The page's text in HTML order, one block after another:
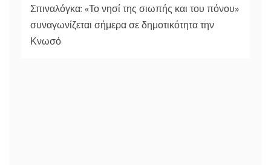
Σπιναλόγκα: «Το νησί της σιωπής και του πόνου»
συναγωνίζεται σήμερα σε δημοτικότητα την
Κνωσό